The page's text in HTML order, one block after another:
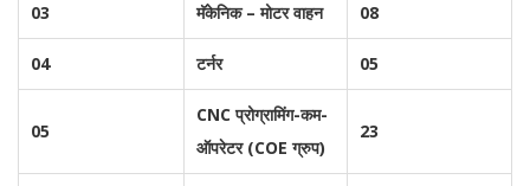
03 मॅकेनिक – मोटर वाहन 08
04 टर्नर 05
05
CNC प्रोग्रामिंग-कम-
ऑपरेटर (COE ग्रुप)
23